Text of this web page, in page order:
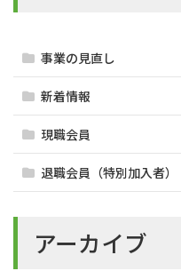
事業の見直し
新着情報
現職会員
退職会員（特別加入者）
アーカイブ